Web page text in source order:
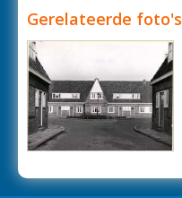
Gerelateerde foto's